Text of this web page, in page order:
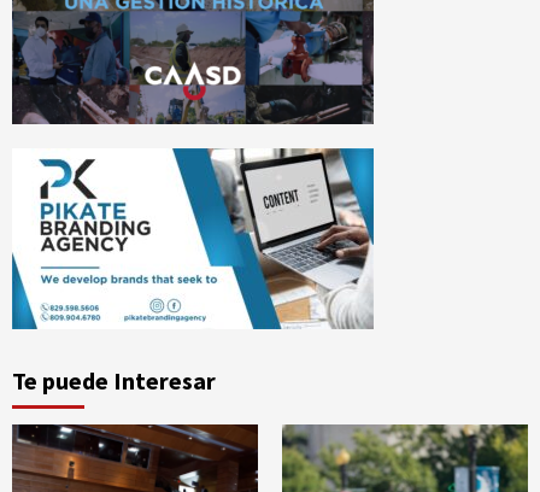
Te puede Interesar